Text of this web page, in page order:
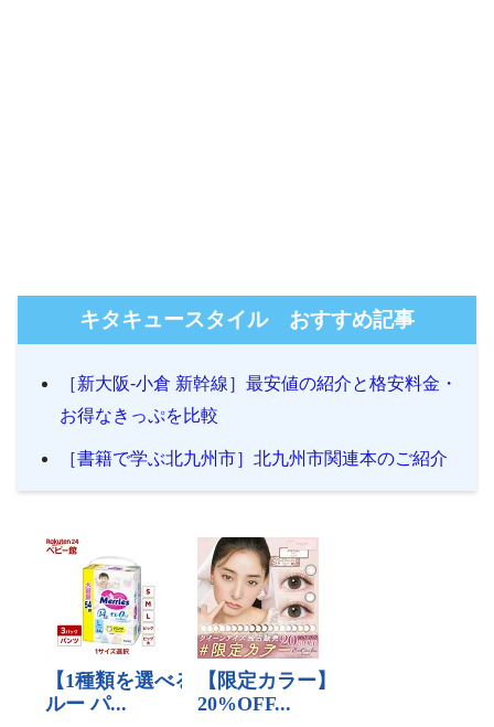
キタキュースタイル おすすめ記事
［新大阪-小倉 新幹線］最安値の紹介と格安料金・
お得なきっぷを比較
［書籍で学ぶ北九州市］北九州市関連本のご紹介